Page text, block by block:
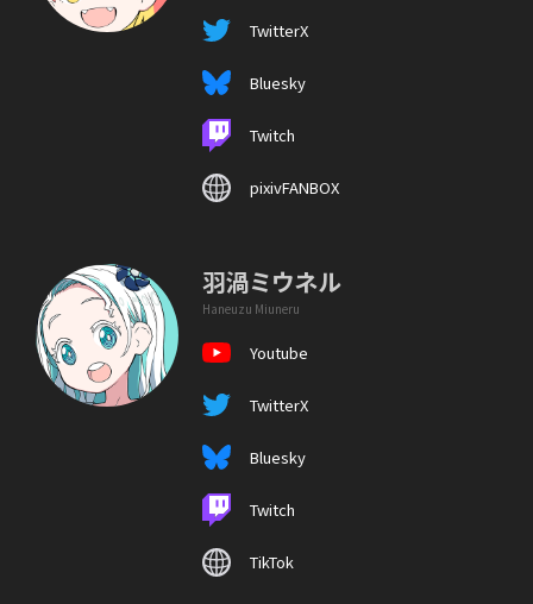
TwitterX
Bluesky
Twitch
pixivFANBOX
羽渦ミウネル
Haneuzu Miuneru
Youtube
TwitterX
Bluesky
Twitch
TikTok